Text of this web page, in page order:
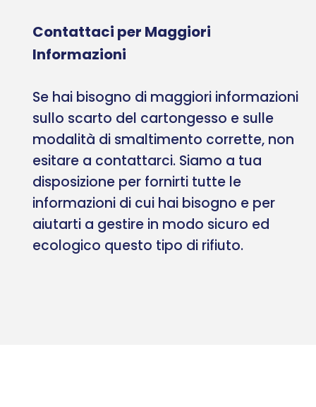
Contattaci per Maggiori
Informazioni
Se hai bisogno di maggiori informazioni
sullo scarto del cartongesso e sulle
modalità di smaltimento corrette, non
esitare a contattarci. Siamo a tua
disposizione per fornirti tutte le
informazioni di cui hai bisogno e per
aiutarti a gestire in modo sicuro ed
ecologico questo tipo di rifiuto.